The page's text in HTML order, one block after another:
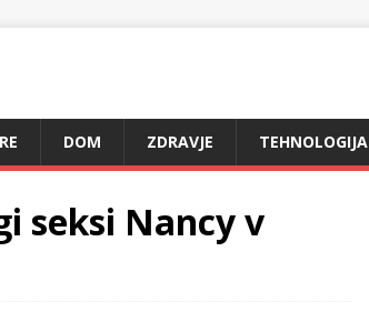
DOM ZDRAVJE TEHNOLOGIJA
seksi Nancy v